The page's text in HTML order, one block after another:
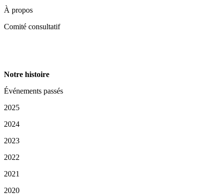
À propos
Comité consultatif
Notre histoire
Événements passés
2025
2024
2023
2022
2021
2020